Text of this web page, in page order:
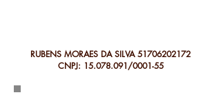
RUBENS MORAES DA SILVA51706202172
CNPJ: 15.078.091/0001-55